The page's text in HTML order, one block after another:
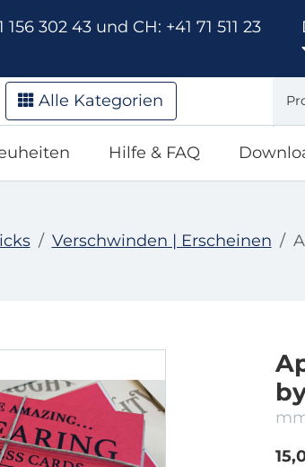
302 43 und CH: +41 71 511 23
Alle Kategorien
Hilfe & FAQ
Verschwinden | Erscheinen